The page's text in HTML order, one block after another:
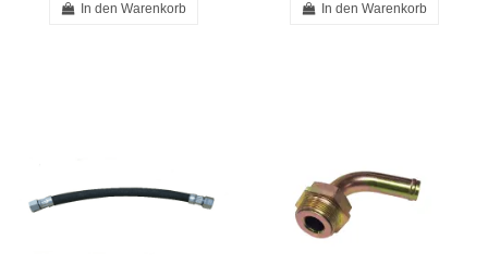
In den Warenkorb In den Warenkorb